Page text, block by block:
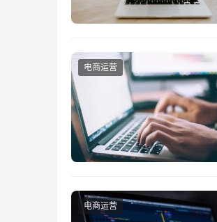
电商运营
电商运营